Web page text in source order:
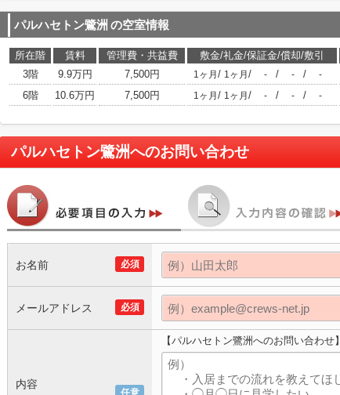
パルハセトン鷺洲 の空室情報
所在階 賃料 管理費・共益費 敷金/礼金/保証金/償却/敷引
3階
9.9万円 7,500円 1ヶ月 / 1ヶ月 / - / - / -
6階
10.6万円 7,500円 1ヶ月 / 1ヶ月 / - / - / -
パルハセトン鷺洲へのお問い合わせ
必須
お名前
必須
メールアドレス
任意
内容
【パルハセトン鷺洲へのお問い合わせ】